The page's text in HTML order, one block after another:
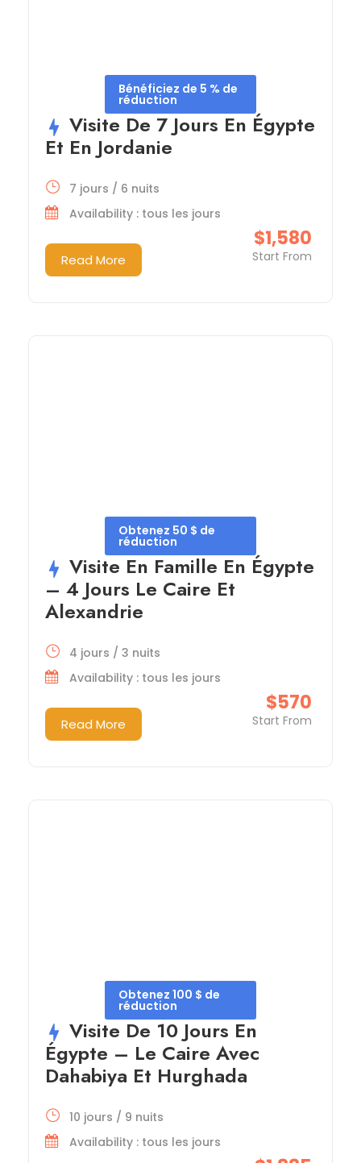
Bénéficiez de 5 % de
réduction
Visite De 7 Jours En Égypte
Et En Jordanie
$1,580
Start From
7 jours / 6 nuits
Availability : tous les jours
Read More
Obtenez 50 $ de
réduction
Visite En Famille En Égypte
– 4 Jours Le Caire Et
Alexandrie
$570
Start From
4 jours / 3 nuits
Availability : tous les jours
Read More
Obtenez 100 $ de
réduction
Visite De 10 Jours En
Égypte – Le Caire Avec
Dahabiya Et Hurghada
10 jours / 9 nuits
Availability : tous les jours